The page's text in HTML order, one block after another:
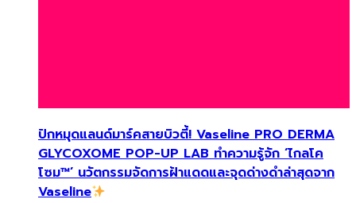
ปักหมุดแลนด์มาร์คสายบิวตี้! Vaseline PRO DERMA
GLYCOXOME POP-UP LAB ทำความรู้จัก ‘ไกลโค
โซม™’ นวัตกรรมจัดการฝ้าแดดและจุดด่างดำล่าสุดจาก
Vaseline